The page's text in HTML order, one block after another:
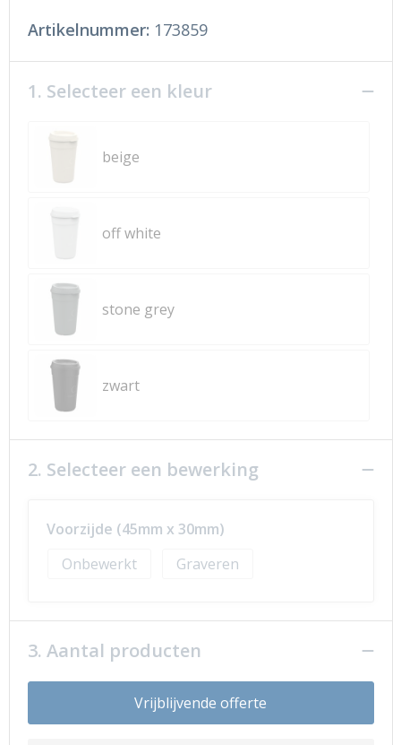
Artikelnummer: 173859
1. Selecteer een kleur
beige
off white
stone grey
zwart
2. Selecteer een bewerking
Voorzijde (45mm x 30mm)
Onbewerkt
Graveren
3. Aantal producten
Vrijblijvende offerte